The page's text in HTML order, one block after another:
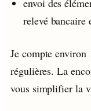
envoi des
relevé bancaire
Je compte environ
régulières. La
vous simplifier la